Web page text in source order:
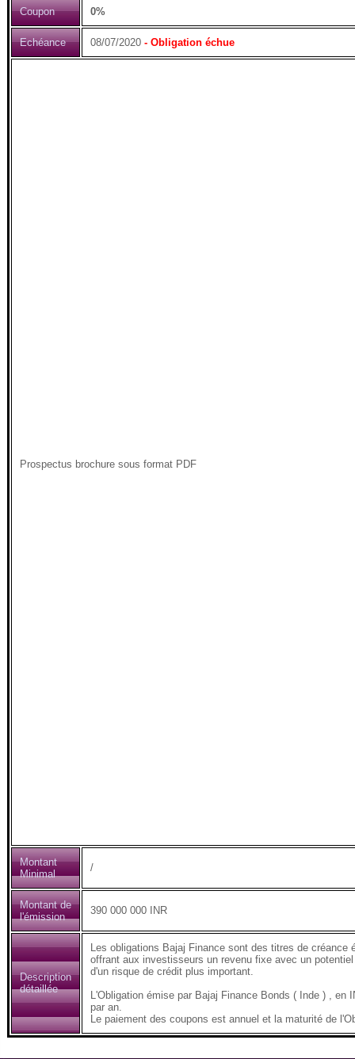
Coupon 0%
Echéance 08/07/2020 - Obligation échue
Prospectus brochure sous format PDF
Montant
Minimal
/
Montant de
l'émission
390 000 000 INR
Description
détaillée
Les obligations Bajaj Finance sont des titres de
offrant aux investisseurs un revenu fixe avec un
d'un risque de crédit plus important.
L'Obligation émise par Bajaj Finance Bonds ( Inde ) ,
par an.
Le paiement des coupons est annuel et la maturité de